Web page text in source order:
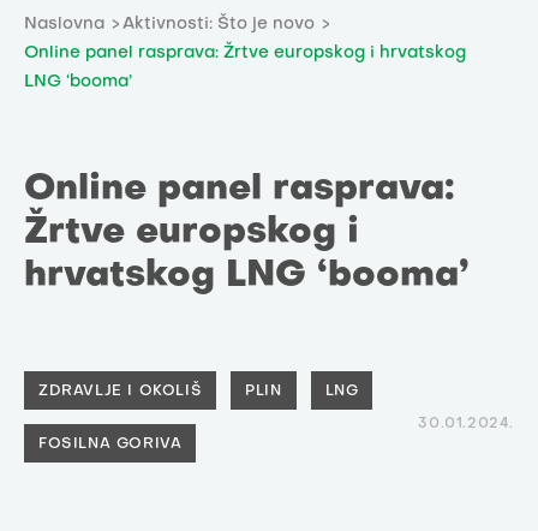
Naslovna
Aktivnosti: Što je novo
Online panel rasprava: Žrtve europskog i hrvatskog
LNG ‘booma’
Online panel rasprava:
Žrtve europskog i
hrvatskog LNG ‘booma’
ZDRAVLJE I OKOLIŠ PLIN LNG
FOSILNA GORIVA
30.01.2024.